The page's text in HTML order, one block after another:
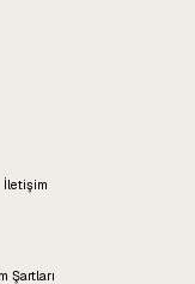
İletişim
Şartları